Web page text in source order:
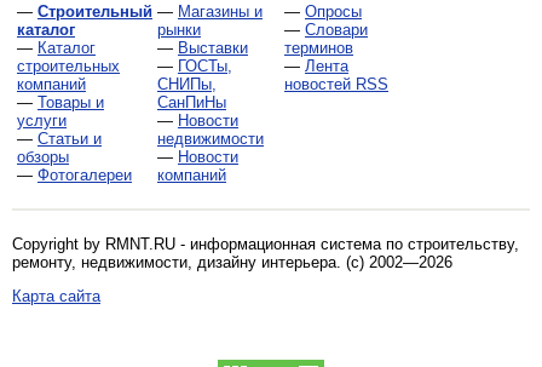
— Строительный
каталог
— Каталог
строительных
компаний
— Товары и
услуги
— Статьи и
обзоры
— Фотогалереи
— Магазины и
рынки
— Выставки
— ГОСТы,
СНИПы,
СанПиНы
— Новости
недвижимости
— Новости
компаний
— Опросы
— Словари
терминов
— Лента
новостей RSS
Copyright by RMNT.RU - информационная система по строительству,
ремонту, недвижимости, дизайну интерьера . (c) 2002—2026
Карта сайта